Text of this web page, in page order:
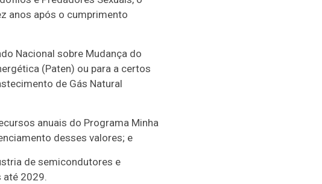
anos após o cumprimento
Nacional sobre Mudança do
(Paten) ou para a certos
de Gás Natural
anuais do Programa Minha
desses valores; e
de semicondutores e
até 2029.